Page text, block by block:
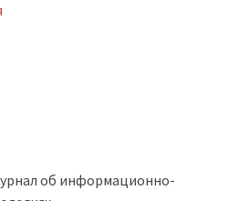
об информационно-